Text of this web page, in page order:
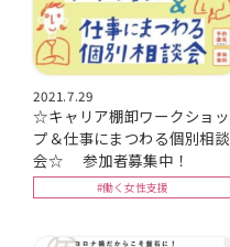
2021.7.29
☆キャリア棚卸ワークショッ
プ＆仕事にまつわる個別相談
会☆ 参加者募集中！
#働く女性支援